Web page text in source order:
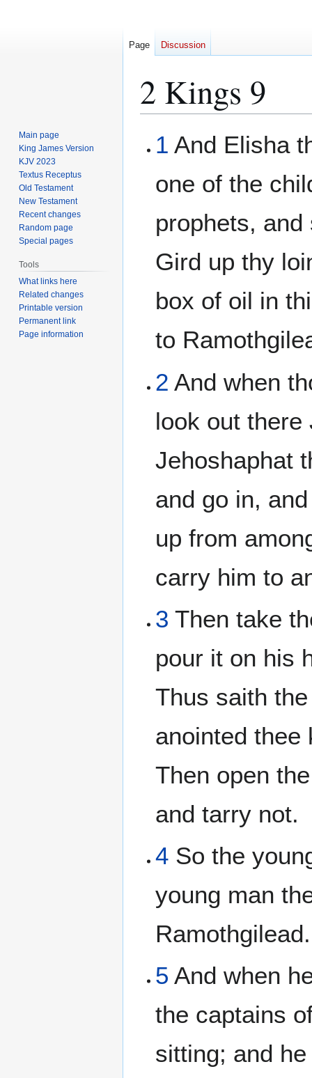
2 Kings 9
toto
1 And Elisha
one of the
prophets,
Gird up thy
box of oil in
to
2 And when
look out there
Jehoshaphat
and go in,
up from
carry him to
3 Then take
pour it on his
Thus saith
anointed thee
Then open
and tarry not.
4 So the
young man
Ramothgilead.
5 And when
the captains
sitting; and
Page Discussion
Main page
King James Version
KJV 2023
Textus Receptus
Old Testament
New Testament
Recent changes
Random page
Special pages
Tools
What links here
Related changes
Printable version
Permanent link
Page information